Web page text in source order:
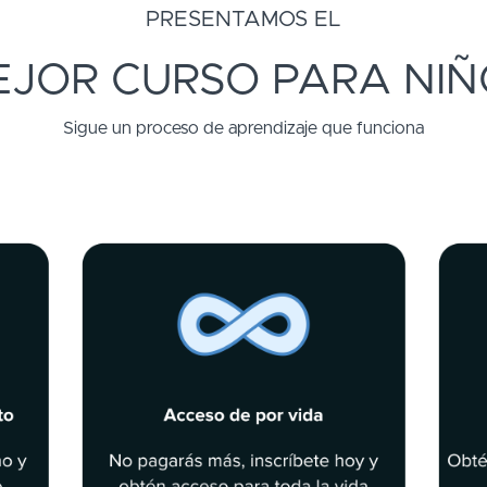
PRESENTAMOS EL
CURSO PARA
Sigue un proceso de aprendizaje que funciona